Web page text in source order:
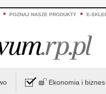
POZNAJ NASZE PRODUKTY E-
Ekonomia i biznes